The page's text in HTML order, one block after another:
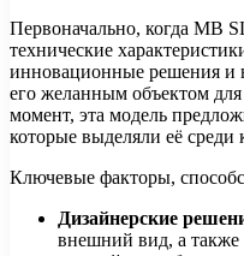
Первоначально, когда MB
технические
инновационные решения и
его желанным объектом
момент, эта модель
которые выделяли её среди
Ключевые факторы,
Дизайнерские
внешний вид, а также